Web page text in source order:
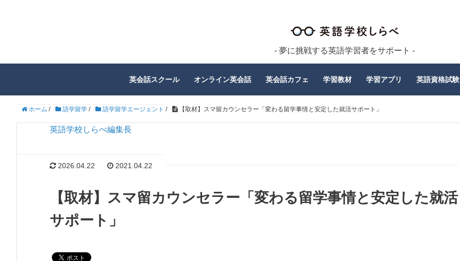
- 夢に挑戦する英語学習者をサポート -
英会話スクール オンライン英会話 英会話カフェ 学習教材 学習アプリ 英語資格試験
ホーム / 語学留学 / 語学留学エージェント / 【取材】スマ留カウンセラー「変わる留学事情と安定した就活サポート」
英語学校しらべ編集長
2026.04.22 2021.04.22
【取材】スマ留カウンセラー「変わる留学事情と安定した就活
サポート」